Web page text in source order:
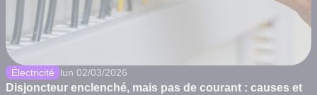
Électricité lun 02/03/2026
Disjoncteur enclenché, mais pas de courant : causes et